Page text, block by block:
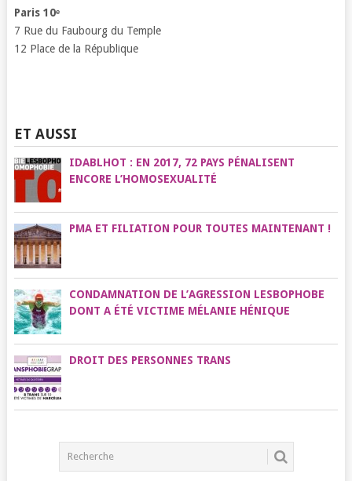
Paris 10ᵉ
7 Rue du Faubourg du Temple
12 Place de la République
ET AUSSI
IDABLHOT : EN 2017, 72 PAYS PÉNALISENT
ENCORE L’HOMOSEXUALITÉ
PMA ET FILIATION POUR TOUTES MAINTENANT !
CONDAMNATION DE L’AGRESSION LESBOPHOBE
DONT A ÉTÉ VICTIME MÉLANIE HÉNIQUE
DROIT DES PERSONNES TRANS